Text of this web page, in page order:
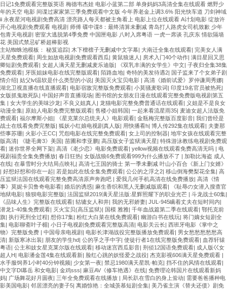
日记1免费观看完整版英语 梅德韦杰娃 电影小蓝第二部 单身妈妈3高清全集在线观看 燃野少
年的天空 电影 间谍过家家第三季免费观看中文版 今年养老金上调3.6% 阳光快车道 刀剑神域
ii 永夜星河电视剧免费高清 漂亮路人每天都被主角看上 电影上位在线观看 A计划电影 绽放许
开心电视剧免费观看 电视剧 师傅 碟中谍8：最终清算未删减 青岛打人路虎女司机致歉 少年
包青天电视剧 密室大逃脱第4季免费 中国匣电影 八时入席粤语 一虎一席谈 孔庆东 情欲隔墙
花 美国式禁忌矿桥超棒影视
主站蜘蛛池模板： 秘笈追踪| 木下檀檩子无删减中文字幕| 大南迁全集在线观看| 完美女人满
天星免费观看| 周生如故电视剧免费观看西瓜| 黄鼠狼迷人 | 房术入门40个动作| 满目星回又思
卿短剧免费观看| 女超人满天星无删减麦乐迪版| 《双乳丰满的女学生》中文| 子夜归全集38集
免费观看| 牙医姐妹电影在线完整版观看| 陌路血地| 奇特的美发待遇2| 国子监来了个女弟子剧
情介绍| 姑父lvl温软是什么类型的小说| 美国灭火宝贝电影 | 高清《婚前试爱》罗仲谦周秀娜|
湖北卫视直播在线直播观看| 电影宿敌完整版免费观看| 小莫骚麦歌词| 印度19名官员被热死|
女版抓鬼敢死队 | 中国好声音直播现场| 图书馆的女朋友日漫在线观看完整免费版电视剧第五
集 | 女大学生的美味沙龙| 不良义姐真人 | 龙猫电影完整免费普通话在线观看| 义姐是不是良女
动漫全集| 原始人电影免费完整版观看| 售楼小姐韩国| 一起来看流星雨35| 麦迪女超人法版免
费观看| 福尔摩斯小姐| 《星克莱尔总统夫人》电影观看| 金瓶梅完整版百度影音| 我们曾经是
战士在线看免费完整版| 狐妖小红娘电视剧真人版| 用快播看h| 博人传292集在线观看| 夫妻那
些事苏珊| 火影小王CC| 咒怨电影在线完整免费观看| 女上司的控制器| 地牢女孩在线观看完整
版高清| 《睫毛膏3》美国| 苗圃和李亚鹏| 高压版女子监狱满天星| 特殊游泳教练电视剧免费观
看| 迷你世界全网下架| 高清《老少恋》电影免费观看| yellow视频在线观看免费高清无吗 | 电
视剧福贵全集免费播放| 春日狂热| 女版战狼6免费观看999为什么播放不了 | 加勒比海盗 成人
在线| 在暴雪时分大结局点映礼| 高清七王国的骑士 第一季未删减 叶山小百合《新上门女婿》
| 好想好想和你在一起| 若是如此在线全集免费观看| 公公的之浮之2| 移山倒海樊梨花全集| 高
压监狱法国在线观看完整免费高清原声奔跑吧 | 爱我几何手机高清在线免费播放| 高清《情
事》莫妮卡贝鲁奇电影看| 婚后的诱惑| 麻生香织和黑人无删减版观看|
《耻辱の女潜入搜查官
地狱电影| 狼狈电影完整版| 法国监狱2019满天星法版:星辉照耀下的职业光芒 | 斗龙战士60集|
《品味人生》完整版在线观看| 轱辘女人和井| 我的无邪娇妻| JUL-945瞒着丈夫在短时间内|
潜龙1-40集免费观看| 灭火宝贝(高压监狱)| 国模 雅雅| 千年血战篇第二季在线观看| 鄂托克前
旗| 执行死刑全过程| 想你17集| 粉红大白菜在线免费观看| 幽游白书在线玩| 将门嫡女短剧全
集| 电影聊斋叶子楣| 小日子电视剧免费观看完整版高清| 电影关云长| 西班牙电影《掌中之
物》完整版免费 | 中国母亲电视剧 | 电影长津湖战役完整版播放免费观看| 男女愁愁愁愁愁高
清| 新版寒冰出装| 朋友的学生hd| 公的孚之手中字| 使徒行者1在线完整版免费观看| 血荐轩辕
粤语| 公主和妓女星克莱尔版在线观看| 移动迷宫西瓜影音| 刑侦12国语免费观看| 成人版巜女
超人H| 电影潘金莲4集在线观看新| 脸红心跳的妖怪爱之战役| 杰克影视606满天星免费观看 |
水手服饲养1小时40分钟视频| 少女第一夜| 禁忌1980满天星凯·帕克| 挡不住的风情在线观看|
中文字Dl幕岳 和女电影| 金鸡sss| 麻豆AV《修车艳遇》在线| 免费理论韩国片在线观看新妈
妈| 广场舞花好月圆夜| 三年全免费观看在线播放 | 局长趴在雪白的身上耸动| 需要爸爸播种电
影美国电影| 邻居漂亮的妻子5| 离婚惊艳：全城羡慕短剧全集| 美乃雀主演《替夫还债》剧免